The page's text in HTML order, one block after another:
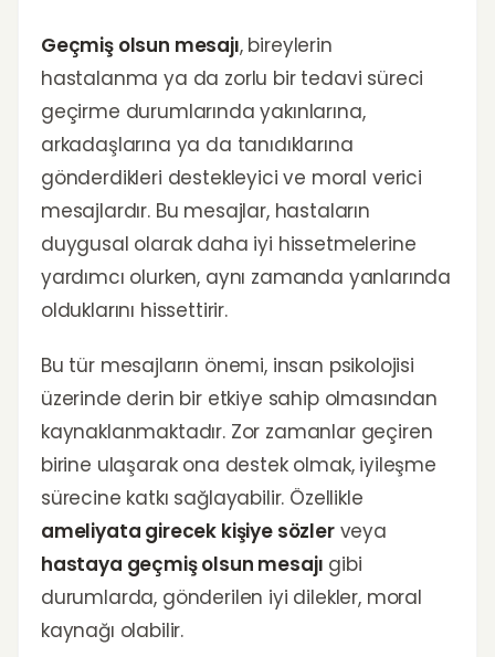
Geçmiş olsun mesajı, bireylerin
hastalanma ya da zorlu bir tedavi süreci
geçirme durumlarında yakınlarına,
arkadaşlarına ya da tanıdıklarına
gönderdikleri destekleyici ve moral verici
mesajlardır. Bu mesajlar, hastaların
duygusal olarak daha iyi hissetmelerine
yardımcı olurken, aynı zamanda yanlarında
olduklarını hissettirir.
Bu tür mesajların önemi, insan psikolojisi
üzerinde derin bir etkiye sahip olmasından
kaynaklanmaktadır. Zor zamanlar geçiren
birine ulaşarak ona destek olmak, iyileşme
sürecine katkı sağlayabilir. Özellikle
ameliyata girecek kişiye sözlerveya
hastaya geçmiş olsun mesajı gibi
durumlarda, gönderilen iyi dilekler, moral
kaynağı olabilir.